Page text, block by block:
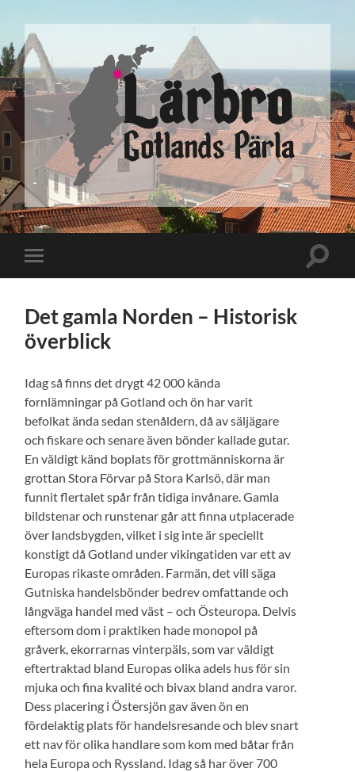
Lärbro
Toggle
mobile
Toggle
Det gamla Norden – Historisk
överblick
Idag så finns det drygt 42 000 kända
fornlämningar på Gotland och ön har varit
befolkat ända sedan stenåldern, då av säljägare
och fiskare och senare även bönder kallade gutar.
En väldigt känd boplats för grottmänniskorna är
grottan Stora Förvar på Stora Karlsö, där man
funnit flertalet spår från tidiga invånare. Gamla
bildstenar och runstenar går att finna utplacerade
över landsbygden, vilket i sig inte är speciellt
konstigt då Gotland under vikingatiden var ett av
Europas rikaste områden. Farmän, det vill säga
Gutniska handelsbönder bedrev omfattande och
långväga handel med väst – och Östeuropa. Delvis
eftersom dom i praktiken hade monopol på
gråverk, ekorrarnas vinterpäls, som var väldigt
eftertraktad bland Europas olika adels hus för sin
mjuka och fina kvalité och bivax bland andra varor.
Dess placering i Östersjön gav även ön en
fördelaktig plats för handelsresande och blev snart
ett nav för olika handlare som kom med båtar från
hela Europa och Ryssland. Idag så har över 700